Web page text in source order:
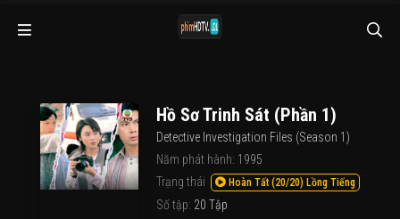
Hồ Sơ Trinh Sát (Phần 1)
Detective Investigation Files (Season 1)
Năm phát hành: 1995
Trạng thái
Hoàn Tất (20/20) Lồng Tiếng
Số tập: 20 Tập